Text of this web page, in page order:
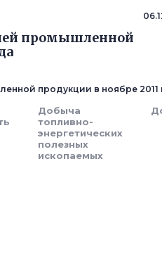
промышленной
продукции в ноябре 2011
Добыча
топливно-
энергетических
полезных
ископаемых